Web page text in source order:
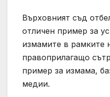
Върховният съд
отличен пример за
измамите в рамките
правоприлагащо
пример за измама,
медии.